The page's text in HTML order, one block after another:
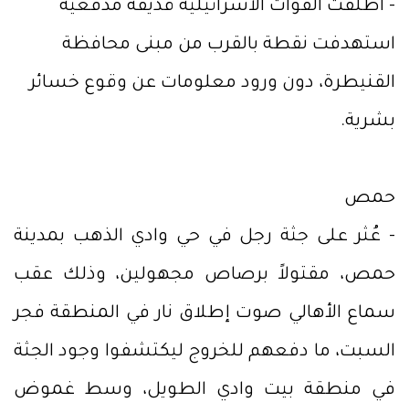
- أطلقت القوات الاسرائيلية قذيفة مدفعية
استهدفت نقطة بالقرب من مبنى محافظة
القنيطرة، دون ورود معلومات عن وقوع خسائر
بشرية.
حمص
- عُثر على جثة رجل في حي وادي الذهب بمدينة
حمص، مقتولاً برصاص مجهولين، وذلك عقب
سماع الأهالي صوت إطلاق نار في المنطقة فجر
السبت، ما دفعهم للخروج ليكتشفوا وجود الجثة
في منطقة بيت وادي الطويل، وسط غموض